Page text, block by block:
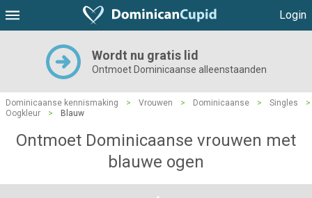
Login
Wordt nu gratis lid
Ontmoet Dominicaanse alleenstaanden
Dominicaanse kennismaking > Vrouwen > Dominicaanse > Singles
>
Oogkleur
> Blauw
Ontmoet Dominicaanse vrouwen met
blauwe ogen